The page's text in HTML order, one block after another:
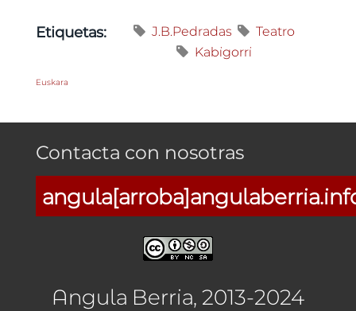
Etiquetas: J.B.Pedradas
Teatro
Kabigorri
Euskara
Contacta con nosotras
Angula Berria, 2013-2024